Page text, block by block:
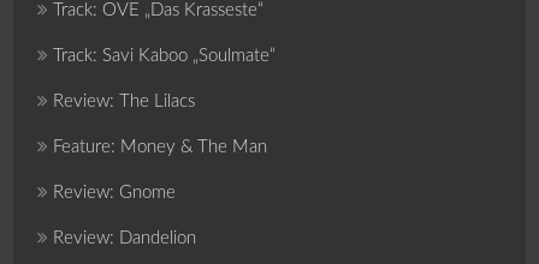
Track: OVE „Das Krasseste“
Track: Savi Kaboo „Soulmate“
Review: The Lilacs
Feature: Money & The Man
Review: Gnome
Review: Dandelion